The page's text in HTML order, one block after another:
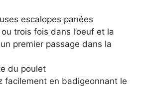
escalopes panées
trois fois dans l’oeuf et la
premier passage dans la
du poulet
facilement en badigeonnant le